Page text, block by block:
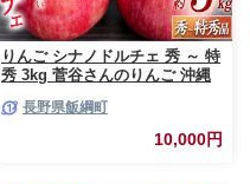
りんご シナノドルチェ 秀 ～ 特
秀 3kg 菅谷さんのりんご 沖縄
頃から2026年10月上旬頃まで順
次発送予定 令和8年度出荷分 長
長野県飯綱町
10,000円